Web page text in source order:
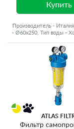
Купить
Производитель -
- Ø60x250, Тип воды -
ATLAS
Фильтр